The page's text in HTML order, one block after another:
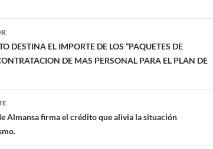
s
A
p
DESTINA EL IMPORTE DE LOS “PAQUETES DE
DE MAS PERSONAL PARA EL PLAN DE
Almansa firma el crédito que alivia la situación